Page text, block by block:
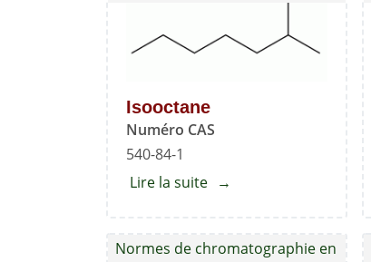
Isooctane
Numéro CAS
540-84-1
Lire la suite about
Normes de chromatographie en